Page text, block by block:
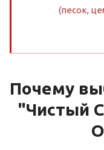
(песок,
Почему
"Чистый